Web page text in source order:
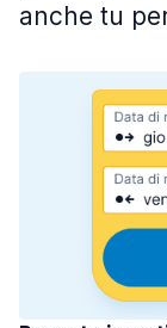
anche tu